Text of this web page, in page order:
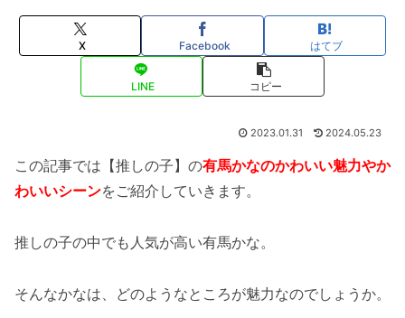
X Facebook はてブ
LINE コピー
2023.01.31 2024.05.23
この記事では【推しの子】の有馬かなのかわいい魅力やか
わいいシーンをご紹介していきます。
推しの子の中でも人気が高い有馬かな。
そんなかなは、どのようなところが魅力なのでしょうか。